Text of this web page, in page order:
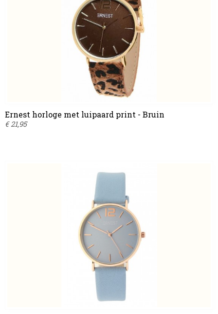
Ernest horloge met luipaard print - Bruin
€ 21,95